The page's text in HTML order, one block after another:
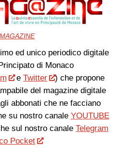
ed unico periodico digitale
di Monaco
eTwitter
) che propone
del magazine digitale
abbonati che ne facciano
su nostro canale YOUTUBE
sul nostro canaleTelegram
Pocket